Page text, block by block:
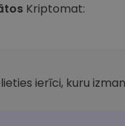
Viedas
Kriptomat:
ierīci, kuru